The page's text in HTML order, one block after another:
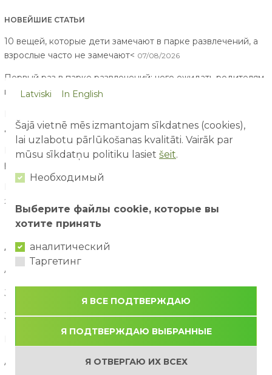
НОВЕЙШИЕ СТАТЬИ
10 вещей, которые дети замечают в парке развлечений, а
взрослые часто не замечают< 07/08/2026
Первый раз в парке развлечений: чего ожидать родителям
и детям?03/08/2026
детьми спокойно и с удовольствием?02/08/2026
Как организовать идеальный семейный день в парке
развлечений?
28/07/2026
АРХИВ СТАТЕЙ
August / 2026
July / 2026
June / 2026
April / 2026
Latviski In English
Šajā vietnē mēs izmantojam sīkdatnes (cookies),
lai uzlabotu pārlūkošanas kvalitāti. Vairāk par
mūsu sīkdatņu politiku lasiet šeit.
Необходимый
Выберите файлы cookie, которые вы
хотите принять
аналитический
Таргетинг
Я ВСЕ ПОДТВЕРЖДАЮ
Я ПОДТВЕРЖДАЮ ВЫБРАННЫЕ
Я ОТВЕРГАЮ ИХ ВСЕХ